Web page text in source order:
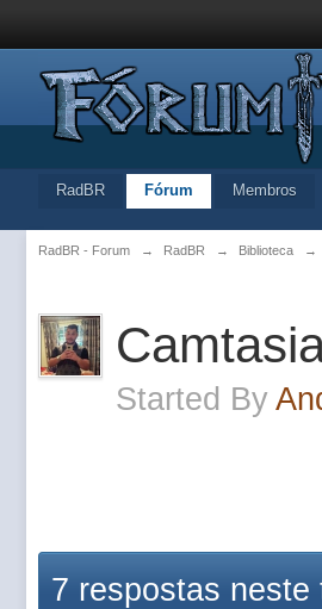
RadBR Fórum Membros
RadBR - Forum → RadBR → Biblioteca →
Started By
7 respostas neste